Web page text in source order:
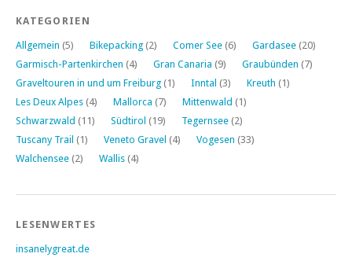
KATEGORIEN
Allgemein (5) Bikepacking (2) Comer See (6) Gardasee (20)
Garmisch-Partenkirchen (4) Gran Canaria (9) Graubünden (7)
Graveltouren in und um Freiburg (1) Inntal (3) Kreuth (1)
Les Deux Alpes (4) Mallorca (7) Mittenwald (1)
Schwarzwald (11) Südtirol (19) Tegernsee (2)
Tuscany Trail (1) Veneto Gravel (4) Vogesen (33)
Walchensee (2) Wallis (4)
LESENWERTES
insanelygreat.de